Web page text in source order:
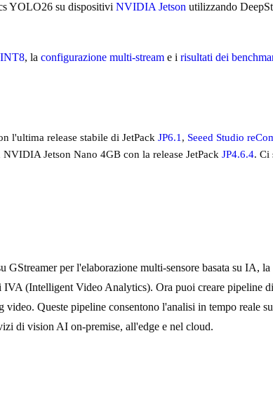
YOLO26 su dispositivi NVIDIA Jetson utilizzando
, la configurazione multi-stream e i risultati dei
l'ultima release stabile di JetPack JP6.1 , Seeed Studio
NVIDIA Jetson Nano 4GB con la release JetPack JP4.6.4. Ci
GStreamer per l'elaborazione multi-sensore basata su IA,
(Intelligent Video Analytics). Ora puoi creare pipeline
Queste pipeline consentono l'analisi in tempo reale
di vision AI on-premise, all'edge e nel cloud.